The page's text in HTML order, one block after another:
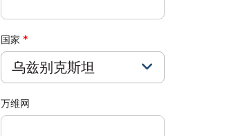
国家
乌兹别克斯坦
万维网